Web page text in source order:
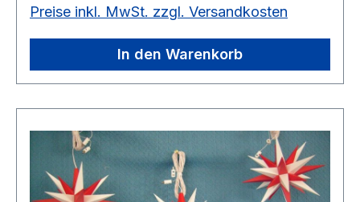
Preise inkl. MwSt. zzgl. Versandkosten
In den Warenkorb